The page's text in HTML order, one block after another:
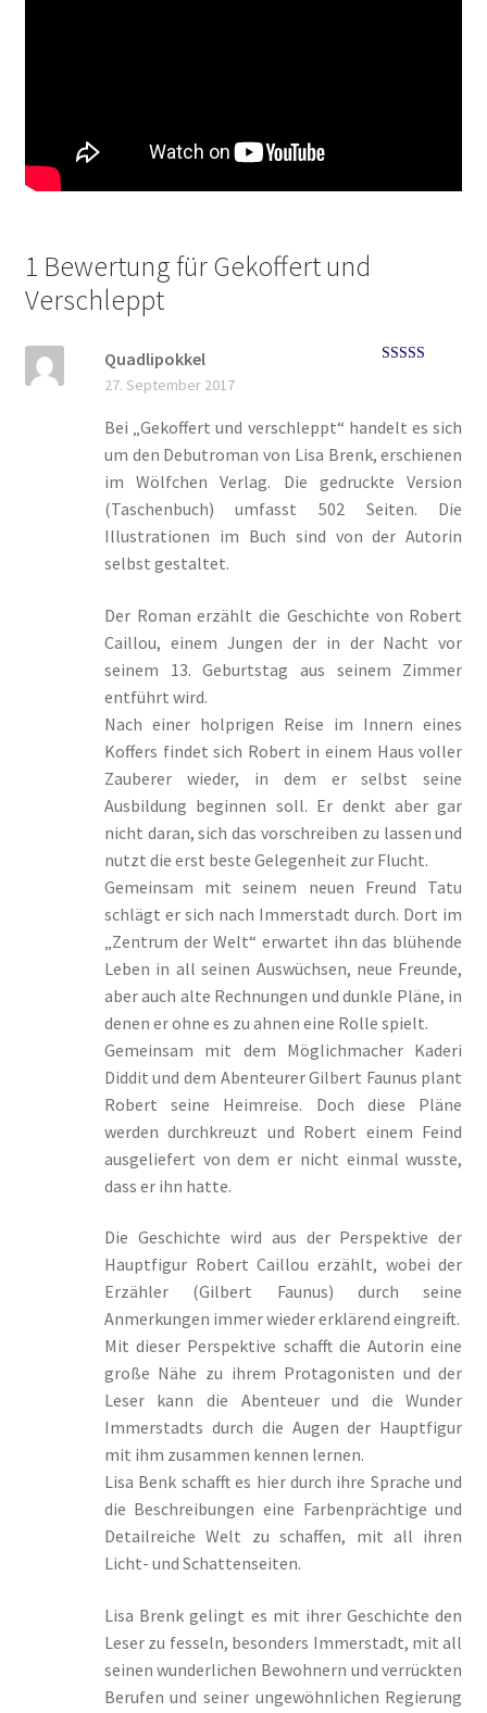
Lulea und ihre Vertrauten
Mein Konto
Mordsfreundin
Rückkehr in das Tal der Silberwölfe
Spiel mit mir
Syker Phantastik Tage
Umweg ins Glück
Unsere Autoren
Verliebte Jungs
Verlockende Spiele
Warenkorb
Weil wir Mädchen sind
Widerrufsbelehrung
William von Saargnagel Bd. 2
William von Saargnagel Bd. 3
Willkommen beim Wölfchen Verlag
Yggdrasil der Weltenbaum
Yggdrasil der Weltenbaum – Fenrir und Loki
1 Bewertung fürGekoffert und
Verschleppt
Quadlipokkel
27. September 2017
Bei „Gekoffert und verschleppt“ handelt es sich
um den Debutroman von Lisa Brenk, erschienen
im Wölfchen Verlag. Die gedruckte Version
(Taschenbuch) umfasst 502 Seiten. Die
Illustrationen im Buch sind von der Autorin
selbst gestaltet.
Der Roman erzählt die Geschichte von Robert
Caillou, einem Jungen der in der Nacht vor
seinem 13. Geburtstag aus seinem Zimmer
entführt wird.
Nach einer holprigen Reise im Innern eines
Koffers findet sich Robert in einem Haus voller
Zauberer wieder, in dem er selbst seine
Ausbildung beginnen soll. Er denkt aber gar
nicht daran, sich das vorschreiben zu lassen und
nutzt die erst beste Gelegenheit zur Flucht.
Gemeinsam mit seinem neuen Freund Tatu
schlägt er sich nach Immerstadt durch. Dort im
„Zentrum der Welt“ erwartet ihn das blühende
Leben in all seinen Auswüchsen, neue Freunde,
aber auch alte Rechnungen und dunkle Pläne, in
denen er ohne es zu ahnen eine Rolle spielt.
Gemeinsam mit dem Möglichmacher Kaderi
Diddit und dem Abenteurer Gilbert Faunus plant
Robert seine Heimreise. Doch diese Pläne
werden durchkreuzt und Robert einem Feind
ausgeliefert von dem er nicht einmal wusste,
dass er ihn hatte.
Die Geschichte wird aus der Perspektive der
Hauptfigur Robert Caillou erzählt, wobei der
Erzähler (Gilbert Faunus) durch seine
Anmerkungen immer wieder erklärend eingreift.
Mit dieser Perspektive schafft die Autorin eine
große Nähe zu ihrem Protagonisten und der
Leser kann die Abenteuer und die Wunder
Immerstadts durch die Augen der Hauptfigur
mit ihm zusammen kennen lernen.
Lisa Benk schafft es hier durch ihre Sprache und
die Beschreibungen eine Farbenprächtige und
Detailreiche Welt zu schaffen, mit all ihren
Licht- und Schattenseiten.
Lisa Brenk gelingt es mit ihrer Geschichte den
Leser zu fesseln, besonders Immerstadt, mit all
seinen wunderlichen Bewohnern und verrückten
Berufen und seiner ungewöhnlichen Regierung